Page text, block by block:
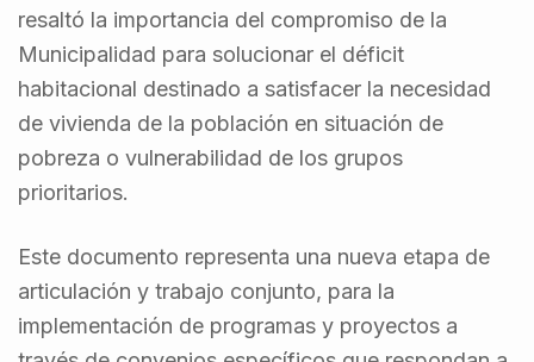
resaltó la importancia del compromiso de la
Municipalidad para solucionar el déficit
habitacional destinado a satisfacer la necesidad
de vivienda de la población en situación de
pobreza o vulnerabilidad de los grupos
prioritarios.
Este documento representa una nueva etapa de
articulación y trabajo conjunto, para la
implementación de programas y proyectos a